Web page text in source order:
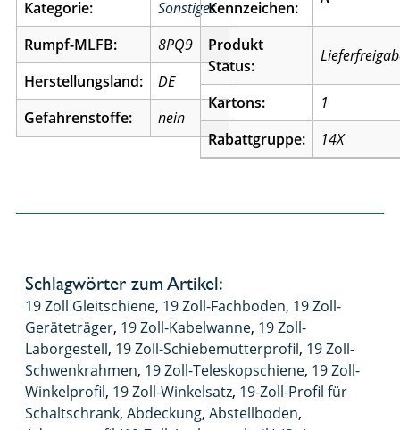
Kategorie:
Sonstiges
Rumpf-MLFB:
8PQ9
Herstellungsland:
DE
Gefahrenstoffe:
nein
Kennzeichen:
Produkt
Status:
Kartons:
1
Rabattgruppe:
14X
Schlagwörter zum Artikel:
19 Zoll Gleitschiene, 19 Zoll-Fachboden, 19 Zoll-
Geräteträger, 19 Zoll-Kabelwanne, 19 Zoll-
Laborgestell, 19 Zoll-Schiebemutterprofil, 19 Zoll-
Schwenkrahmen, 19 Zoll-Teleskopschiene, 19 Zoll-
Winkelprofil, 19 Zoll-Winkelsatz, 19-Zoll-Profil für
Schaltschrank, Abdeckung, Abstellboden,